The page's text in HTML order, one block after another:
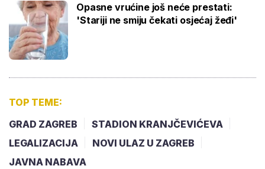
Opasne vrućine još neće prestati:
'Stariji ne smiju čekati osjećaj žeđi'
TOP TEME:
GRAD ZAGREB
STADION KRANJČEVIĆEVA
LEGALIZACIJA
NOVI ULAZ U ZAGREB
JAVNA NABAVA